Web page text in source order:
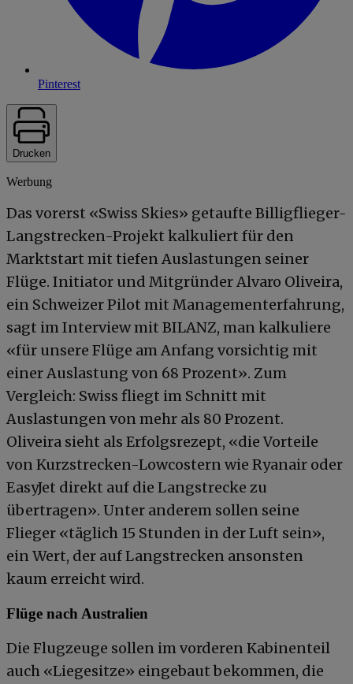
Pinterest
Drucken
Werbung
Das vorerst «Swiss Skies» getaufte Billigflieger-
Langstrecken-Projekt kalkuliert für den
Marktstart mit tiefen Auslastungen seiner
Flüge. Initiator und Mitgründer Alvaro Oliveira,
ein Schweizer Pilot mit Managementerfahrung,
sagt im Interview mit BILANZ, man kalkuliere
«für unsere Flüge am Anfang vorsichtig mit
einer Auslastung von 68 Prozent». Zum
Vergleich: Swiss fliegt im Schnitt mit
Auslastungen von mehr als 80 Prozent.
Oliveira sieht als Erfolgsrezept, «die Vorteile
von Kurzstrecken-Lowcostern wie Ryanair oder
EasyJet direkt auf die Langstrecke zu
übertragen». Unter anderem sollen seine
Flieger «täglich 15 Stunden in der Luft sein»,
ein Wert, der auf Langstrecken ansonsten
kaum erreicht wird.
Flüge nach Australien
Die Flugzeuge sollen im vorderen Kabinenteil
auch «Liegesitze» eingebaut bekommen, die